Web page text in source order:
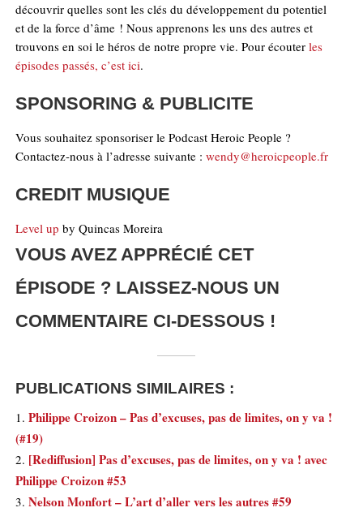
découvrir quelles sont les clés du développement du potentiel
et de la force d’âme ! Nous apprenons les uns des autres et
trouvons en soi le héros de notre propre vie. Pour écouterles
épisodes passés, c’est ici.
SPONSORING & PUBLICITE
Vous souhaitez sponsoriser le Podcast Heroic People ?
Contactez-nous à l’adresse suivante :wendy@heroicpeople.fr
CREDIT MUSIQUE
Level up by Quincas Moreira
VOUS AVEZ APPRÉCIÉ CET
ÉPISODE ? LAISSEZ-NOUS UN
COMMENTAIRE CI-DESSOUS !
PUBLICATIONS SIMILAIRES :
Philippe Croizon – Pas d’excuses, pas de limites, on y va !
(#19)
[Rediffusion] Pas d’excuses, pas de limites, on y va ! avec
Philippe Croizon #53
Nelson Monfort – L’art d’aller vers les autres #59